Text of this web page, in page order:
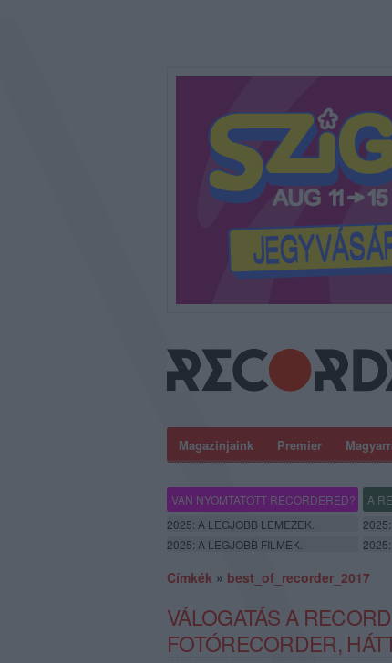
Magazinjaink Premier
VAN NYOMTATOTT RECORDERED? A
2025: A LEGJOBB LEMEZEK.
2025: A LEGJOBB FILMEK.
Címkék » best_of_recorder_2017
VÁLOGATÁS A
FOTÓRECORDER,